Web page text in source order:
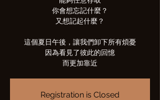
你會想忘記什麼？
又想記起什麼？
這個夏日午後，讓我們卸下所有煩憂
因為看見了彼此的回憶
而更加靠近
Registration is Closed